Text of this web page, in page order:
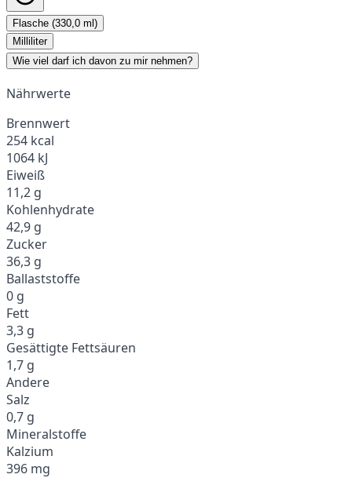
Flasche (330,0 ml)
Milliliter
Wie viel darf ich davon zu mir nehmen?
Nährwerte
Brennwert
254 kcal
1064 kJ
Eiweiß
11,2 g
Kohlenhydrate
42,9 g
Zucker
36,3 g
Ballaststoffe
0 g
Fett
3,3 g
Gesättigte Fettsäuren
1,7 g
Andere
Salz
0,7 g
Mineralstoffe
Kalzium
396 mg